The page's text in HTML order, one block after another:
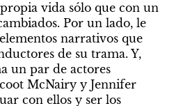
vida sólo que con un
Por un lado, le
narrativos que
de su trama. Y,
un par de actores
McNairy y Jennifer
con ellos y ser los